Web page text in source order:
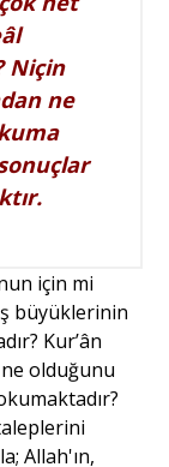
Niçin
ne
için mi
büyüklerinin
Kur’ân
olduğunu
Allah'ın,